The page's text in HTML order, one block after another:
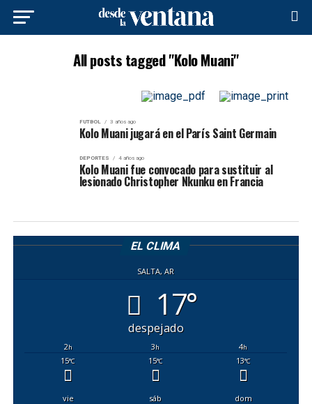
All posts tagged "Kolo Muani"
FUTBOL 3 años ago
Kolo Muani jugará en el París Saint Germain
DEPORTES 4 años ago
Kolo Muani fue convocado para sustituir al
lesionado Christopher Nkunku en Francia
EL CLIMA
SALTA, AR
17°
despejado
2h 3h 4h
15°C 15°C 13°C
vie sáb
dom